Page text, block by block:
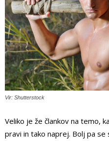
Vir: Shutterstock
Veliko je že člankov na temo,
pravi in tako naprej. Bolj pa